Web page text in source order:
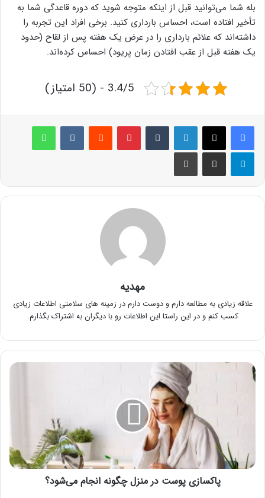
بله شما می‌توانید قبل از اینکه متوجه شوید که دوره قاعدگی شما به
تأخیر افتاده است، احساس بارداری کنید. برخی افراد این تجربه را
داشته‌اند که علائم بارداری را در عرض یک هفته پس از لقاح (حدود
یک هفته قبل از عقب افتادن زمان پریود) احساس کرده‌اند.
3.4/5 - (50 امتیاز)
لینکدین ‫تامبلر پینترست‫رددیت ‫VKontakteواتس آپ
تلگرام اشتراک گذاری از طریق ایمیل چاپ
مهدیه
علاقه زیادی به مطالعه دارم و دوست دارم در زمینه های سلامتی اطلاعات زیادی
کسب کنم و در این راستا این اطلاعات رو با دیگران به اشتراک بگذارم.
پاکسازی
پوست
چگونه
پاکسازی پوست در منزل چگونه انجام می‌شود؟